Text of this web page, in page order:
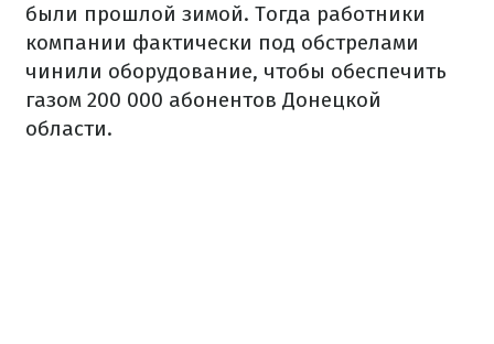
были прошлой зимой. Тогда работники
компании фактически под обстрелами
чинили оборудование, чтобы обеспечить
газом 200 000 абонентов Донецкой
области.